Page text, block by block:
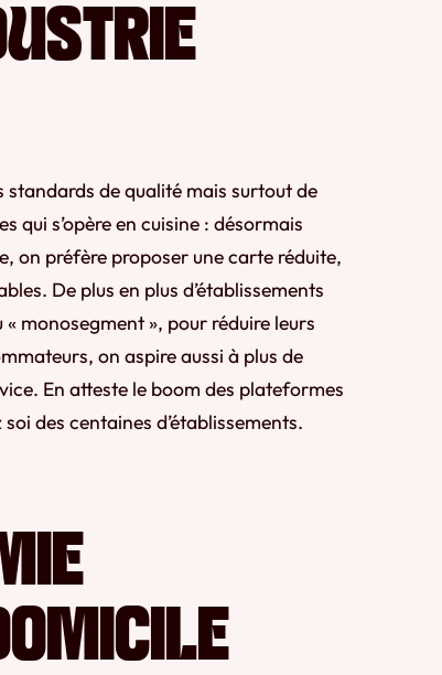
de qualité mais surtout de
qui s’opère en cuisine : désormais
on préfère proposer une carte réduite,
De plus en plus d’établissements
monosegment », pour réduire leurs
on aspire aussi à plus de
En atteste le boom des plateformes
des centaines d’établissements.